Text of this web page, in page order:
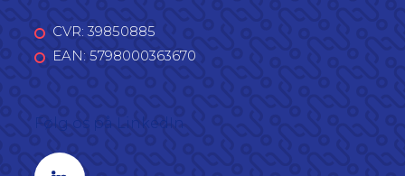
CVR: 39850885
EAN: 5798000363670
Linkedin profil